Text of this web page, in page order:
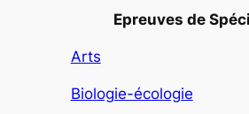
Epreuves de
Arts
Biologie-écologie